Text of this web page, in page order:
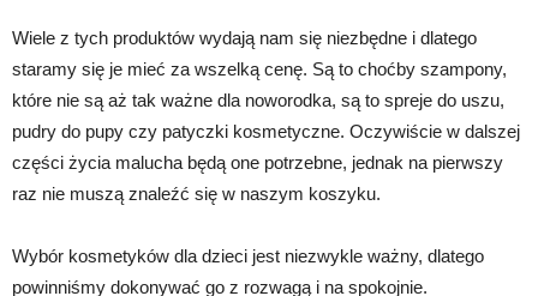
Wiele z tych produktów wydają nam się niezbędne i dlatego
staramy się je mieć za wszelką cenę. Są to choćby szampony,
które nie są aż tak ważne dla noworodka, są to spreje do uszu,
pudry do pupy czy patyczki kosmetyczne. Oczywiście w dalszej
części życia malucha będą one potrzebne, jednak na pierwszy
raz nie muszą znaleźć się w naszym koszyku.
Wybór kosmetyków dla dzieci jest niezwykle ważny, dlatego
powinniśmy dokonywać go z rozwagą i na spokojnie.